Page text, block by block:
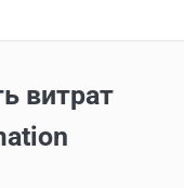
витрат